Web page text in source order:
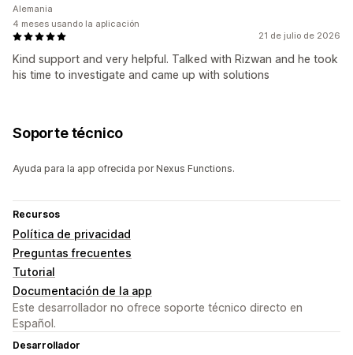
21 de julio de 2026
Kind support and very helpful. Talked with Rizwan and he took
his time to investigate and came up with solutions
Alemania
4 meses usando la aplicación
Soporte técnico
Ayuda para la app ofrecida por Nexus Functions.
Recursos
Política de privacidad
Preguntas frecuentes
Tutorial
Documentación de la app
Este desarrollador no ofrece soporte técnico directo en
Español.
Desarrollador